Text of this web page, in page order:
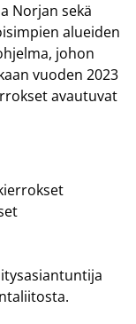
Norjan sekä
alueiden
johon
vuoden 2023
avautuvat